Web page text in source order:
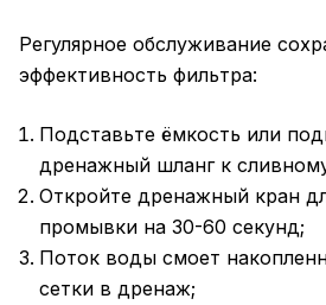
Регулярное обслуживание
эффективность фильтра:
Подставьте ёмкость или
дренажный шланг к
Откройте дренажный кран
промывки на 30-60 секунд;
Поток воды смоет
сетки в дренаж;